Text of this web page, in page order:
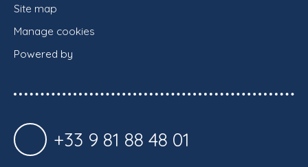
Site map
Manage cookies
Powered by
+33 9 81 88 48 01